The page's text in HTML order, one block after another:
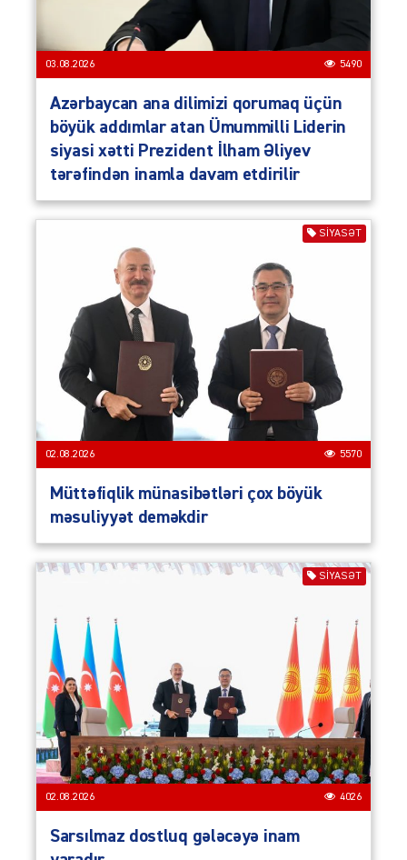
03.08.2026 5490
Azərbaycan ana dilimizi qorumaq üçün
böyük addımlar atan Ümummilli Liderin
siyasi xətti Prezident İlham Əliyev
tərəfindən inamla davam etdirilir
SIYASƏT
02.08.2026 5570
Müttəfiqlik münasibətləri çox böyük
məsuliyyət deməkdir
SIYASƏT
02.08.2026 4026
Sarsılmaz dostluq gələcəyə inam